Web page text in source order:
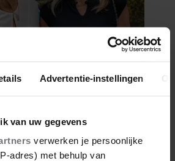
Advertentie-instellingen
van uw gegevens
verwerken je persoonlijke
adres) met behulp van